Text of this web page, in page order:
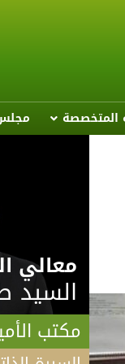
المتخصصة
معالي
السيد
مكتب